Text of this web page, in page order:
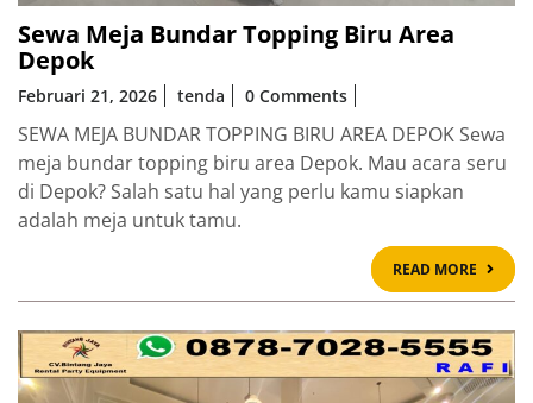
Sewa Meja Bundar Topping Biru Area
Depok
Februari 21, 2026 tenda 0 Comments
SEWA MEJA BUNDAR TOPPING BIRU AREA DEPOK Sewa
meja bundar topping biru area Depok. Mau acara seru
di Depok? Salah satu hal yang perlu kamu siapkan
adalah meja untuk tamu.
READ MORE
READ